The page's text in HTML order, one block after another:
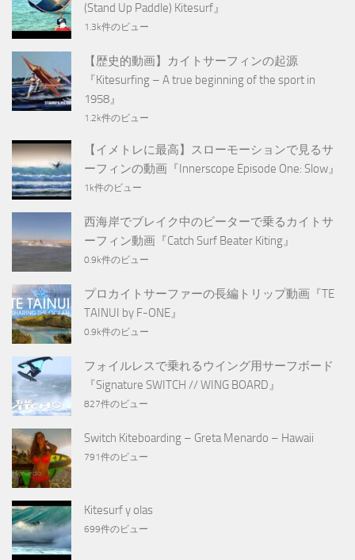
(Stand Up Paddle) Kitesurf』
1.3k件のビュー
【歴史的動画】カイトサーフィンの起源
『Kitesurfing – A true beginning of the sport in
1958』
1.2k件のビュー
【イメトレに最高】スローモーションで見るサ
ーフィンの動画『Innerscope Episode One: Slow』
1k件のビュー
西海岸でブレイク中のビーターで乗るカイトサ
ーフィン動画『Catch Surf Beater Kiting』
0.9k件のビュー
プロカイトサーファーの長編トリップ動画『TE
TAINUI by F-ONE』
0.9k件のビュー
フォイルレスで乗れるウイング用サーフボード
『Signature SWITCH // WING BOARD』
827件のビュー
Switch Kiteboarding – Greta Menardo – Hawaii
791件のビュー
Kitesurf y olas
699件のビュー